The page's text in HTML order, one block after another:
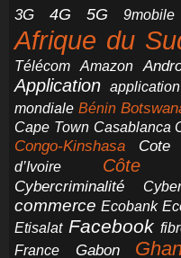
3G 4G 5G 9mobile
Afrique du
Télécom
Amazon
Application
mondiale Bénin
Cape Town Casablanca
Congo-Kinshasa Cote
d’Ivoire
Côte
Cybercriminalité
commerce Ecobank
Etisalat Facebook
France
Gabon